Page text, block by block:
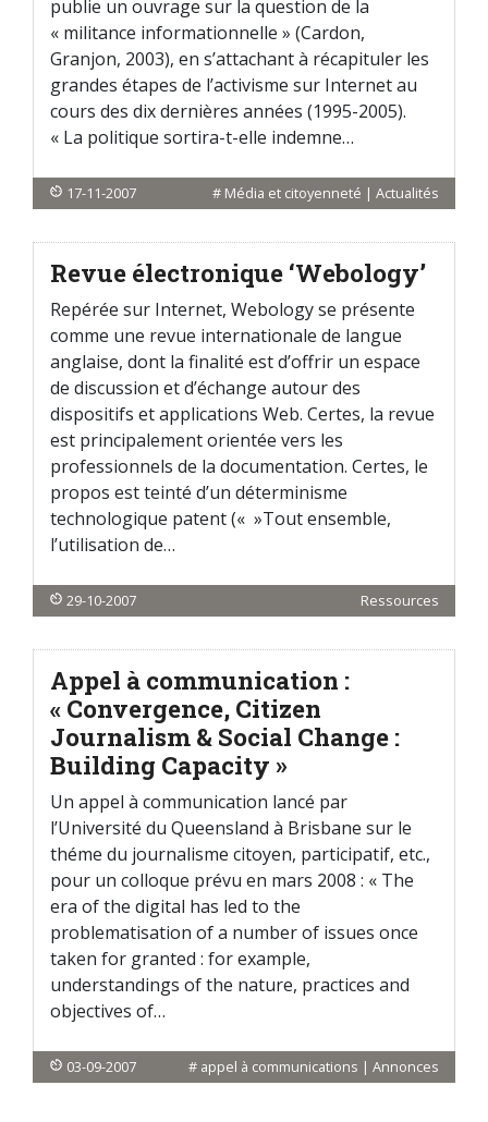
publie un ouvrage sur la question de la
« militance informationnelle » (Cardon,
Granjon, 2003), en s’attachant à récapituler les
grandes étapes de l’activisme sur Internet au
cours des dix dernières années (1995-2005).
« La politique sortira-t-elle indemne…
17-11-2007 # Média et citoyenneté | Actualités
Revue électronique ‘Webology’
Repérée sur Internet, Webology se présente
comme une revue internationale de langue
anglaise, dont la finalité est d’offrir un espace
de discussion et d’échange autour des
dispositifs et applications Web. Certes, la revue
est principalement orientée vers les
professionnels de la documentation. Certes, le
propos est teinté d’un déterminisme
technologique patent (« »Tout ensemble,
l’utilisation de…
29-10-2007 Ressources
Appel à communication :
« Convergence, Citizen
Journalism & Social Change :
Building Capacity »
Un appel à communication lancé par
l’Université du Queensland à Brisbane sur le
théme du journalisme citoyen, participatif, etc.,
pour un colloque prévu en mars 2008 : « The
era of the digital has led to the
problematisation of a number of issues once
taken for granted : for example,
understandings of the nature, practices and
objectives of…
03-09-2007 # appel à communications | Annonces